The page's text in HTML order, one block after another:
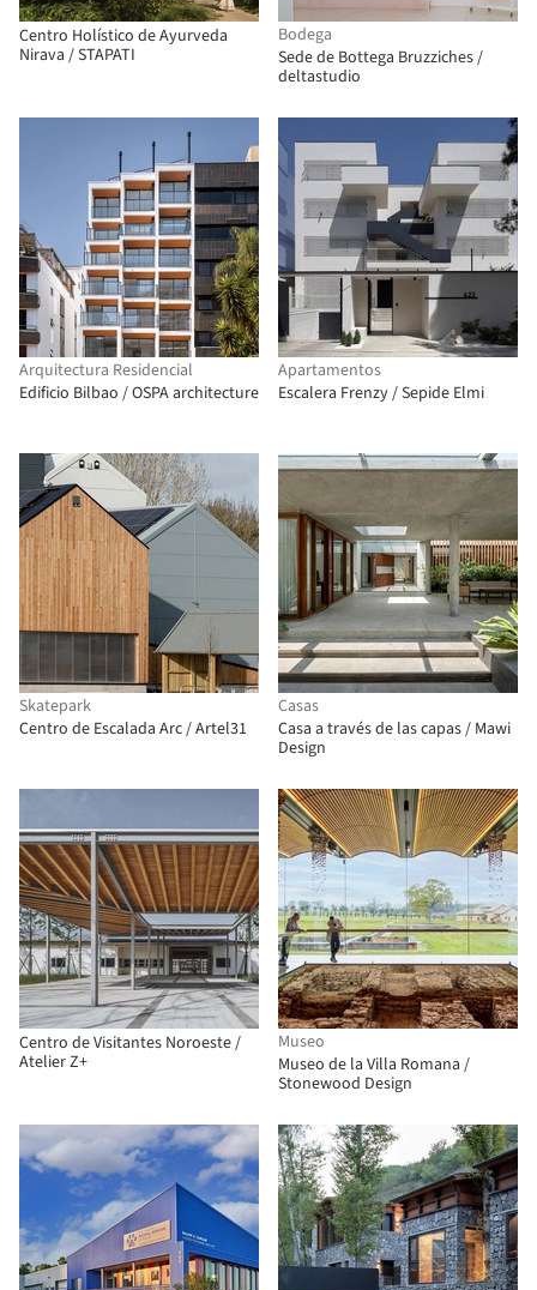
Centro Holístico de Ayurveda
Nirava / STAPATI
Bodega
Sede de Bottega Bruzziches /
deltastudio
Arquitectura Residencial
Edificio Bilbao / OSPA architecture
Apartamentos
Escalera Frenzy / Sepide Elmi
Skatepark
Centro de Escalada Arc / Artel31
Casas
Casa a través de las capas / Mawi
Design
Centro de Visitantes Noroeste /
Atelier Z+
Museo
Museo de la Villa Romana /
Stonewood Design